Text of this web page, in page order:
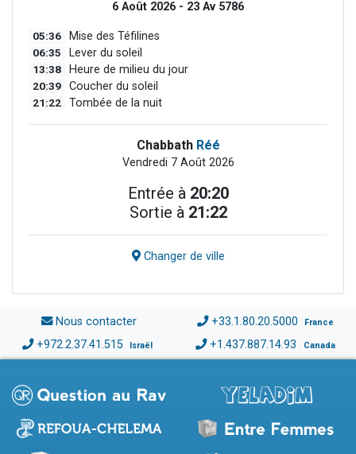
6 Août 2026 - 23 Av 5786
05:36 Mise des Téfilines
06:35 Lever du soleil
13:38 Heure de milieu du jour
20:39 Coucher du soleil
21:22 Tombée de la nuit
Chabbath Réé
Vendredi 7 Août 2026
Entrée à 20:20
Sortie à 21:22
Changer de ville
Nous contacter +33.1.80.20.5000 France
+972.2.37.41.515 Israël +1.437.887.14.93 Canada